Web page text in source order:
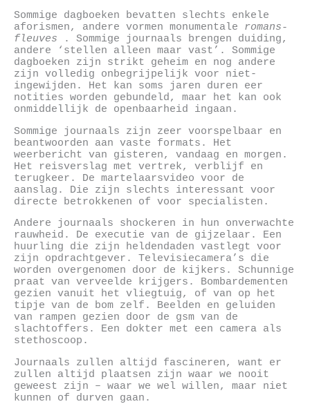
Sommige dagboeken bevatten slechts enkele
aforismen, andere vormen monumentale romans-
fleuves
. Sommige journaals brengen duiding,
andere ‘stellen alleen maar vast’. Sommige
dagboeken zijn strikt geheim en nog andere
zijn volledig onbegrijpelijk voor niet-
ingewijden. Het kan soms jaren duren eer
notities worden gebundeld, maar het kan ook
onmiddellijk de openbaarheid ingaan.
Sommige journaals zijn zeer voorspelbaar en
beantwoorden aan vaste formats. Het
weerbericht van gisteren, vandaag en morgen.
Het reisverslag met vertrek, verblijf en
terugkeer. De martelaarsvideo voor de
aanslag. Die zijn slechts interessant voor
directe betrokkenen of voor specialisten.
Andere journaals shockeren in hun onverwachte
rauwheid. De executie van de gijzelaar. Een
huurling die zijn heldendaden vastlegt voor
zijn opdrachtgever. Televisiecamera’s die
worden overgenomen door de kijkers. Schunnige
praat van verveelde krijgers. Bombardementen
gezien vanuit het vliegtuig, of van op het
tipje van de bom zelf. Beelden en geluiden
van rampen gezien door de gsm van de
slachtoffers. Een dokter met een camera als
stethoscoop.
Journaals zullen altijd fascineren, want er
zullen altijd plaatsen zijn waar we nooit
geweest zijn – waar we wel willen, maar niet
kunnen of durven gaan.